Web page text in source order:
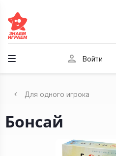
person Войти
Для одного игрока
Бонсай